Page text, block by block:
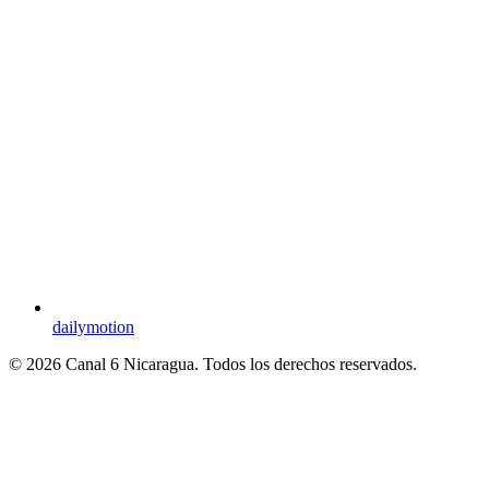
dailymotion
© 2026 Canal 6 Nicaragua. Todos los derechos reservados.